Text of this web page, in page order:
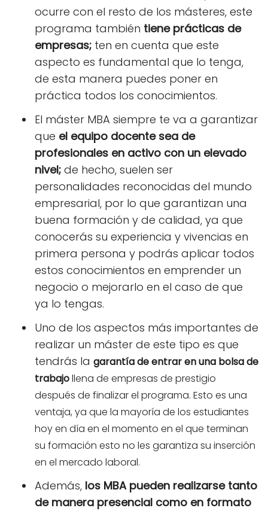
ocurre con el resto de los másteres, este
programa también tiene prácticas de
empresas; ten en cuenta que este
aspecto es fundamental que lo tenga,
de esta manera puedes poner en
práctica todos los conocimientos.
El máster MBA siempre te va a garantizar
que el equipo docente sea de
profesionales en activo con un elevado
nivel; de hecho, suelen ser
personalidades reconocidas del mundo
empresarial, por lo que garantizan una
buena formación y de calidad, ya que
conocerás su experiencia y vivencias en
primera persona y podrás aplicar todos
estos conocimientos en emprender un
negocio o mejorarlo en el caso de que
ya lo tengas.
Uno de los aspectos más importantes de
realizar un máster de este tipo es que
tendrás la garantía de entrar en una bolsa de
trabajollena de empresas de prestigio
después de finalizar el programa. Esto es una
ventaja, ya que la mayoría de los estudiantes
hoy en día en el momento en el que terminan
su formación esto no les garantiza su inserción
en el mercado laboral.
Además, los MBA pueden realizarse tanto
de manera presencial como en formato